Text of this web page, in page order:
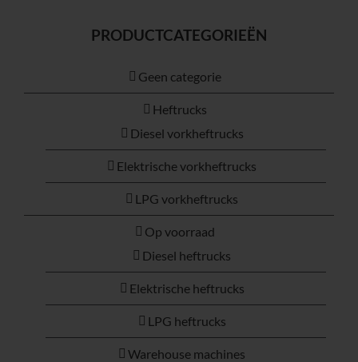
PRODUCTCATEGORIEËN
Geen categorie
Heftrucks
Diesel vorkheftrucks
Elektrische vorkheftrucks
LPG vorkheftrucks
Op voorraad
Diesel heftrucks
Elektrische heftrucks
LPG heftrucks
Warehouse machines